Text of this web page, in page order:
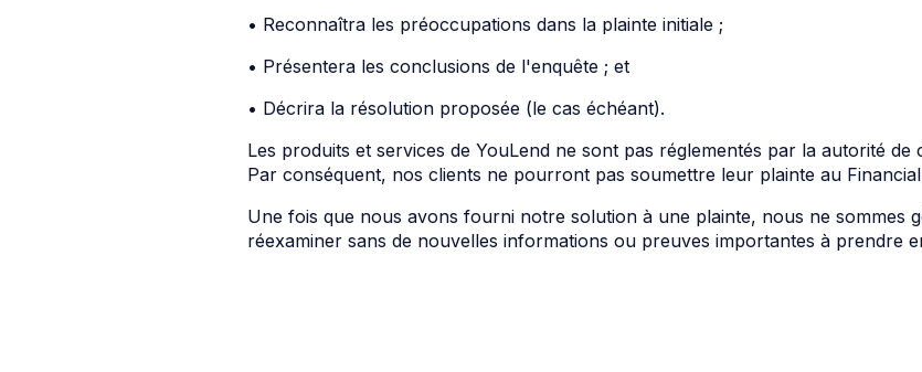
• Reconnaîtra les préoccupations dans la plainte initiale ;
• Présentera les conclusions de l'enquête ; et
• Décrira la résolution proposée (le cas échéant).
Les produits et services de YouLend ne sont pas réglementés par la autorité
Par conséquent, nos clients ne pourront pas soumettre leur plainte au
Une fois que nous avons fourni notre solution à une plainte, nous ne sommes
réexaminer sans de nouvelles informations ou preuves importantes à prendre